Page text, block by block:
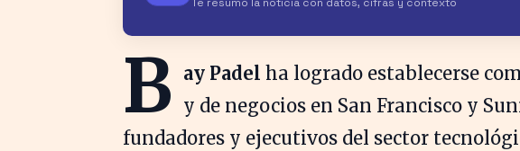
Te resumo la noticia con datos, cifras y contexto
B ay Padel ha logrado establecerse
y de negocios en San Francisco y
fundadores y ejecutivos del sector